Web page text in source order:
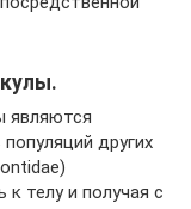
являются
других
к телу и получая с